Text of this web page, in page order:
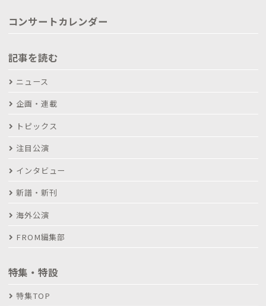
コンサートカレンダー
記事を読む
ニュース
企画・連載
トピックス
注目公演
インタビュー
新譜・新刊
海外公演
FROM編集部
特集・特設
特集TOP